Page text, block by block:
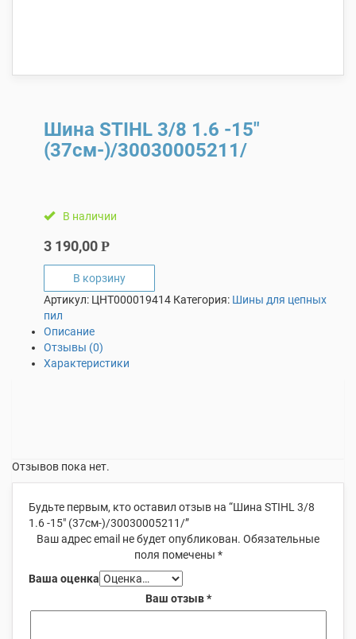
Шина STIHL 3/8 1.6 -15″
(37см-)/30030005211/
В наличии
3 190,00 Р
В корзину
Артикул: ЦHT000019414 Категория: Шины для цепных
пил
Описание
Отзывы (0)
Характеристики
Отзывов пока нет.
Будьте первым, кто оставил отзыв на “Шина STIHL 3/8
1.6 -15″ (37см-)/30030005211/”
Ваш адрес email не будет опубликован. Обязательные
поля помечены *
Ваша оценка
Ваш отзыв*